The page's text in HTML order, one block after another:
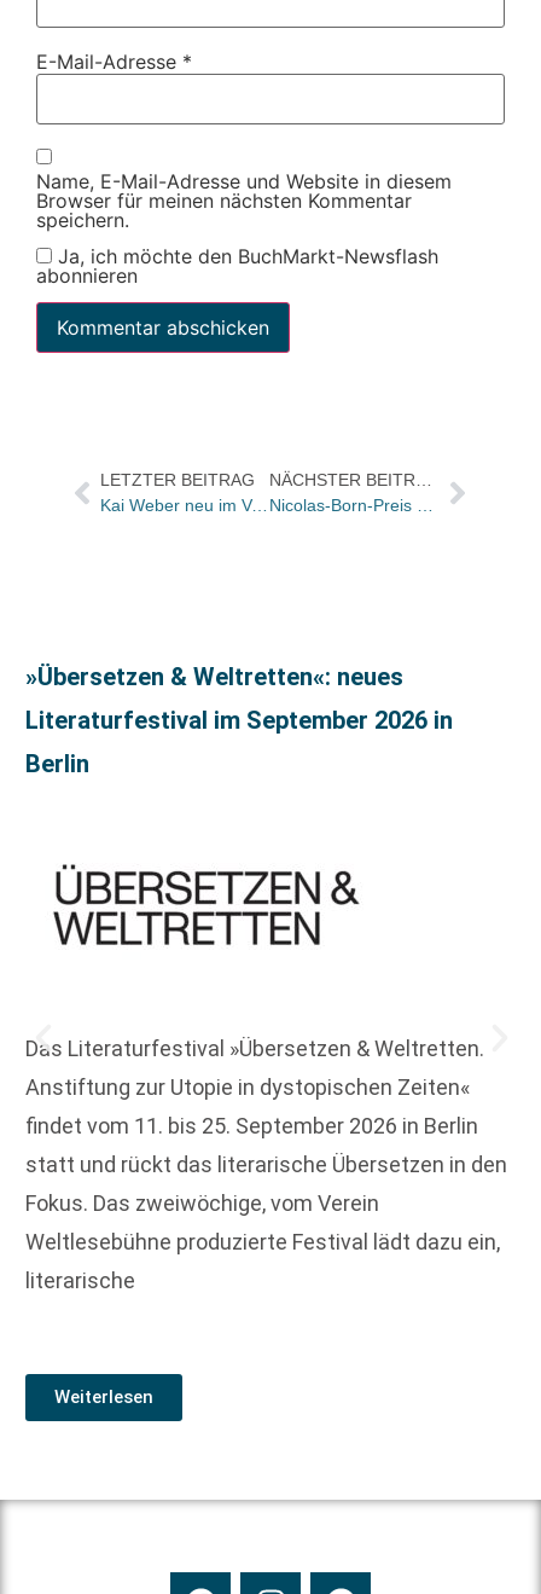
E-Mail-Adresse *
Name, E-Mail-Adresse und Website in diesem
Browser für meinen nächsten Kommentar
speichern.
Ja, ich möchte den BuchMarkt-Newsflash
abonnieren
LETZTER BEITRAG
Kai Weber neu im Vertrieb bei Ernst Reinhardt
»Übersetzen & Weltretten«: neues
Literaturfestival im September 2026 in
Berlin
Das Literaturfestival »Übersetzen & Weltretten.
Anstiftung zur Utopie in dystopischen Zeiten«
findet vom 11. bis 25. September 2026 in Berlin
statt und rückt das literarische Übersetzen in den
Fokus. Das zweiwöchige, vom Verein
Weltlesebühne produzierte Festival lädt dazu ein,
literarische
Weiterlesen